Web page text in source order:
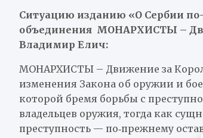
Ситуацию изданию «О Сербии
объединения МОНАРХИСТЫ –
Владимир Елич:
МОНАРХИСТЫ – Движение за
изменения Закона об оружии и
которой бремя борьбы с
владельцев оружия, тогда как
преступность — по‑прежнему